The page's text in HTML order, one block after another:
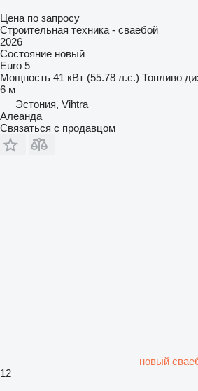
Цена по запросу
Строительная техника - сваебой
2026
Состояние новый
Euro 5
Мощность 41 кВт (55.78 л.с.) Топливо
6 м
Эстония, Vihtra
Алеанда
Связаться с продавцом
новый
12